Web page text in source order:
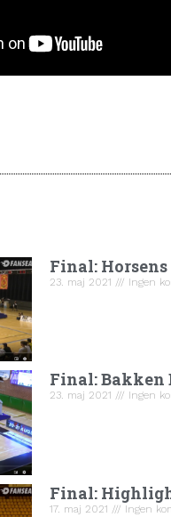
Final: Horsens
23. maj 2021 Ingen
Final: Bakken
23. maj 2021 Ingen
Final:
17. maj 2021 Ingen